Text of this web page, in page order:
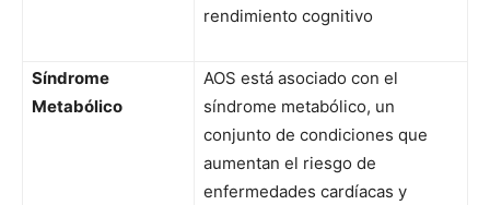
rendimiento cognitivo
Síndrome
Metabólico
AOS está asociado con el
síndrome metabólico, un
conjunto de condiciones que
aumentan el riesgo de
enfermedades cardíacas y